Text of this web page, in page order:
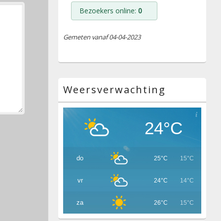
Bezoekers online: 0
Gemeten vanaf 04-04-2023
Weersverwachting
24°C
do 25°C 15°C
vr 24°C 14°C
za 26°C 15°C